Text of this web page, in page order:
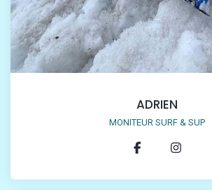
ADRIEN
MONITEUR SURF & SUP